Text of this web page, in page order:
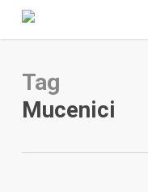
Tag
Mucenici